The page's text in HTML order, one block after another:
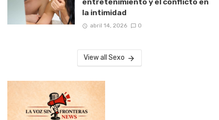
la intimidad
abril 14, 2026 0
View all Sexo